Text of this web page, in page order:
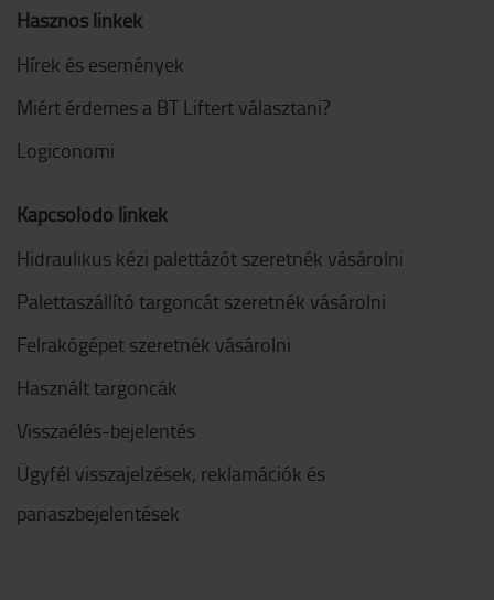
Hasznos linkek
Hírek és események
Miért érdemes a BT Liftert választani?
Logiconomi
Kapcsolódó linkek
Hidraulikus kézi palettázót szeretnék vásárolni
Palettaszállító targoncát szeretnék vásárolni
Felrakógépet szeretnék vásárolni
Használt targoncák
Visszaélés-bejelentés
Ügyfél visszajelzések, reklamációk és
panaszbejelentések